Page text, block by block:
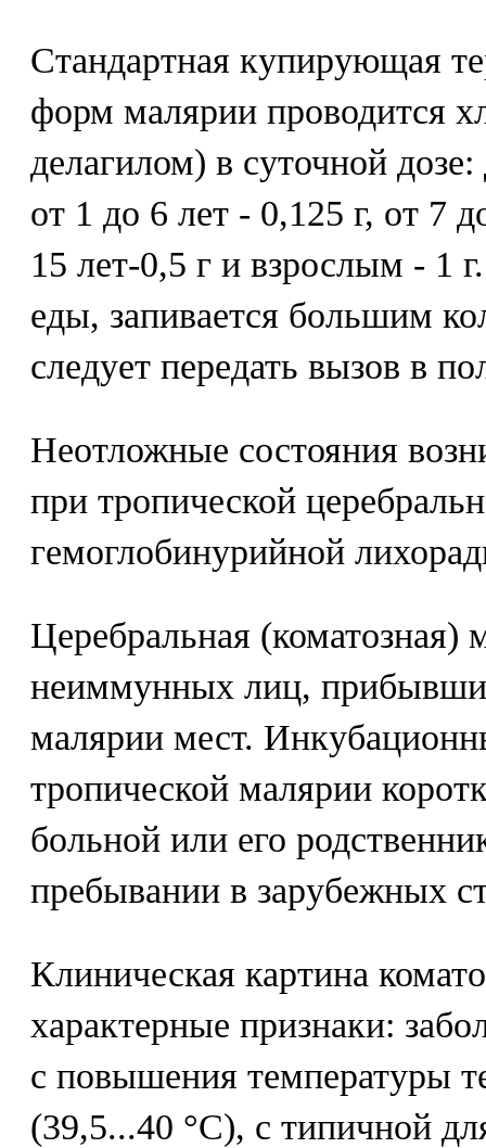
Стандартная купирующая
форм малярии проводится
делагилом) в суточной
от 1 до 6 лет - 0,125 г, от 7
15 лет-0,5 г и взрослым - 1
еды, запивается большим
следует передать вызов в
Неотложные состояния
при тропической
гемоглобинурийной
Церебральная (коматозная)
неиммунных лиц,
малярии мест.
тропической малярии
больной или его
пребывании в зарубежных
Клиническая картина
характерные признаки:
с повышения температуры
(39,5...40 °С), с типичной